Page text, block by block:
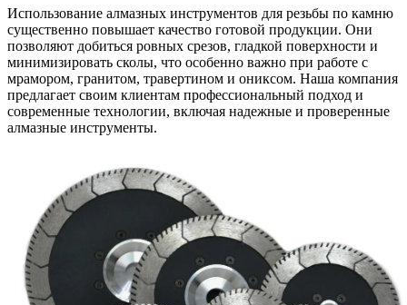
Использование алмазных инструментов для резьбы по камню
существенно повышает качество готовой продукции. Они
позволяют добиться ровных срезов, гладкой поверхности и
минимизировать сколы, что особенно важно при работе с
мрамором, гранитом, травертином и ониксом. Наша компания
предлагает своим клиентам профессиональный подход и
современные технологии, включая надежные и проверенные
алмазные инструменты.